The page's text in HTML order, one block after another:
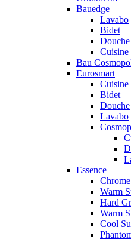
Bauedge
Lavabo
Bidet
Douche
Cuisine
Bau
Eurosmart
Cuisine
Bidet
Douche
Lavabo
Essence
Chrome
Warm
Hard
Warm
Cool